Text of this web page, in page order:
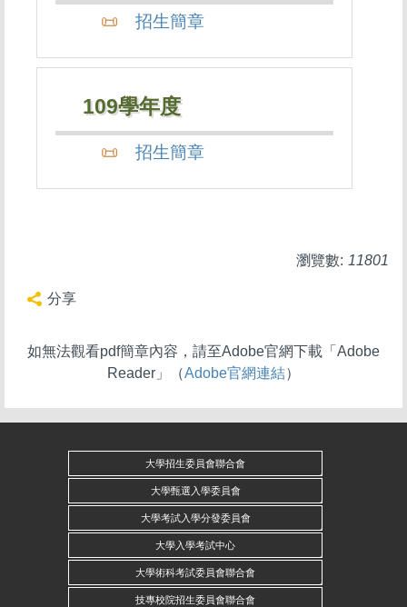
招生簡章
109學年度
招生簡章
瀏覽數: 11801
分享
如無法觀看pdf簡章內容，請至Adobe官網下載「Adobe
Reader」（Adobe官網連結）
大學招生委員會聯合會
大學甄選入學委員會
大學考試入學分發委員會
大學入學考試中心
大學術科考試委員會聯合會
技專校院招生委員會聯合會